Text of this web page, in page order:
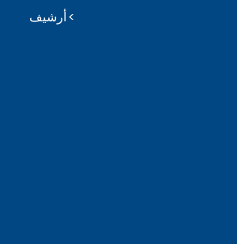
أرشيف